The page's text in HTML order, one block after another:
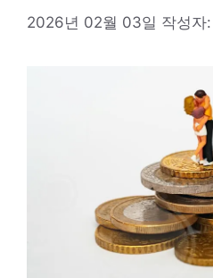
2026년 02월 03일 작성자: